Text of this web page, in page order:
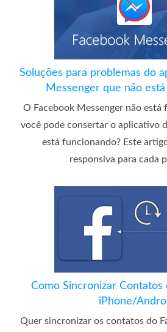
Soluções para problemas do
Messenger que não
O Facebook Messenger não está
você pode consertar o aplicativo
está funcionando? Este
responsiva para cada
Como Sincronizar Contatos
iPhone/
Quer sincronizar os contatos do